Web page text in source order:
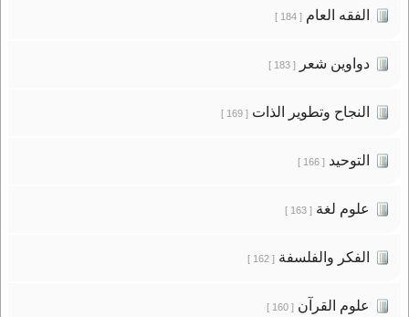
الفقه العام[ 184 ]
دواوين شعر[ 183 ]
النجاح وتطوير الذات[ 169 ]
التوحيد[ 166 ]
علوم لغة[ 163 ]
الفكر والفلسفة[ 162 ]
علوم القرآن[ 160 ]